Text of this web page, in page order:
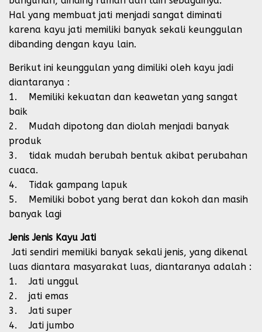
Hal yang membuat jati menjadi sangat diminati
karena kayu jati memiliki banyak sekali keunggulan
dibanding dengan kayu lain.
Berikut ini keunggulan yang dimiliki oleh kayu jadi
diantaranya :
1. Memiliki kekuatan dan keawetan yang sangat
baik
2. Mudah dipotong dan diolah menjadi banyak
produk
3. tidak mudah berubah bentuk akibat perubahan
cuaca.
4. Tidak gampang lapuk
5. Memiliki bobot yang berat dan kokoh dan masih
banyak lagi
Jenis Jenis Kayu Jati
Jati sendiri memiliki banyak sekali jenis, yang dikenal
luas diantara masyarakat luas, diantaranya adalah :
1. Jati unggul
2. jati emas
3. Jati super
4. Jati jumbo